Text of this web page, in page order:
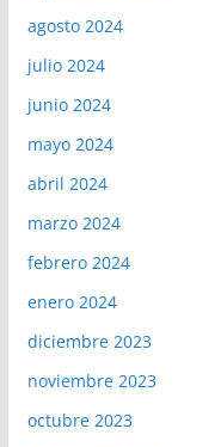
agosto 2024
julio 2024
junio 2024
mayo 2024
abril 2024
marzo 2024
febrero 2024
enero 2024
diciembre 2023
noviembre 2023
octubre 2023